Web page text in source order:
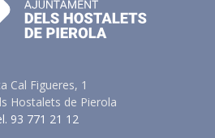
Cal Figueres, 1
Hostalets de Pierola
93 771 21 12